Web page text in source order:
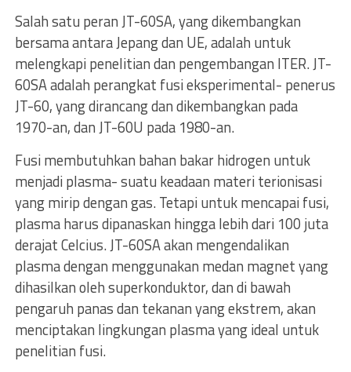
Salah satu peran JT-60SA, yang dikembangkan
bersama antara Jepang dan UE, adalah untuk
melengkapi penelitian dan pengembangan ITER. JT-
60SA adalah perangkat fusi eksperimental- penerus
JT-60, yang dirancang dan dikembangkan pada
1970-an, dan JT-60U pada 1980-an.
Fusi membutuhkan bahan bakar hidrogen untuk
menjadi plasma- suatu keadaan materi terionisasi
yang mirip dengan gas. Tetapi untuk mencapai fusi,
plasma harus dipanaskan hingga lebih dari 100 juta
derajat Celcius. JT-60SA akan mengendalikan
plasma dengan menggunakan medan magnet yang
dihasilkan oleh superkonduktor, dan di bawah
pengaruh panas dan tekanan yang ekstrem, akan
menciptakan lingkungan plasma yang ideal untuk
penelitian fusi.